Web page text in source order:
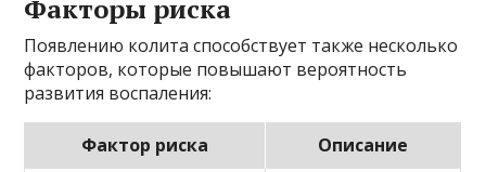
Факторы риска
Появлению колита способствует также несколько
факторов, которые повышают вероятность
развития воспаления:
Фактор риска
Описание